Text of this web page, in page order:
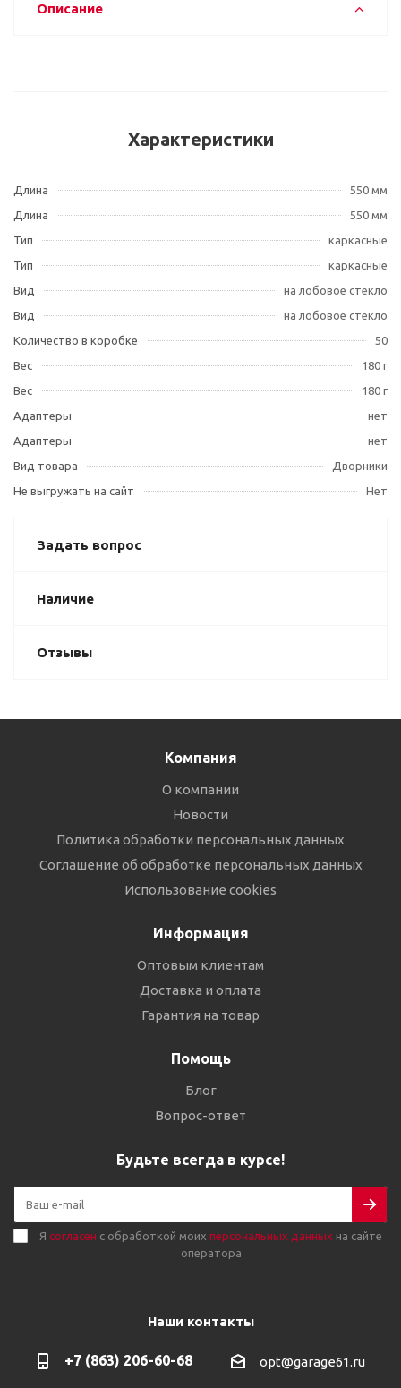
Описание
Характеристики
Длина
550 мм
Длина
550 мм
Тип
каркасные
Тип
каркасные
Вид
на лобовое стекло
Вид
на лобовое стекло
Количество в коробке
50
Вес
180 г
Вес
180 г
Адаптеры
нет
Адаптеры
нет
Вид товара
Дворники
Не выгружать на сайт
Нет
Задать вопрос
Наличие
Отзывы
Компания
О компании
Новости
Политика обработки персональных данных
Соглашение об обработке персональных данных
Использование cookies
Информация
Оптовым клиентам
Доставка и оплата
Гарантия на товар
Помощь
Блог
Вопрос-ответ
Будьте всегда в курсе!
Я согласен с обработкой моих персональных данных на сайте
оператора
Наши контакты
+7 (863) 206-60-68 opt@garage61.ru